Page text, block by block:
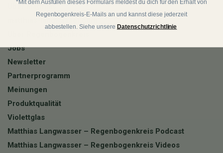
Über Matthias
Jobs
Newsletter
Partnerprogramm
Meinungen
Produktqualität
Violettglas
Matthias Langwasser – Regenbogenkreis Podcast
Matthias Langwasser – Regenbogenkreis Videos
*Mit dem Ausfüllen dieses Formulars meldest du dich für den Erhalt von
Regenbogenkreis-E-Mails an und kannst diese jederzeit
abbestellen. Siehe unsere Datenschutzrichtlinie